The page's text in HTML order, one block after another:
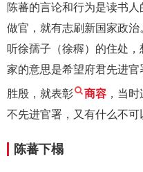
陈蕃的言论和行为是读书
做官，就有志刷新国家政
听徐孺子（徐稺）的住处
家的意思是希望府君先进官
胜殷，就表彰 商容 ，当
不先进官署，又有什么不可
陈蕃下榻